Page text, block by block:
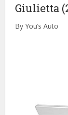
Giulietta
By You’s Auto